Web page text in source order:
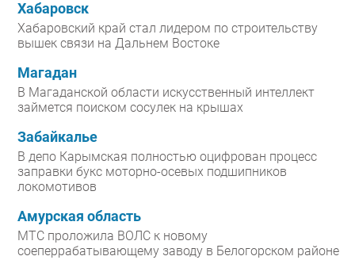
Хабаровск
Хабаровский край стал лидером по строительству
вышек связи на Дальнем Востоке
Магадан
В Магаданской области искусственный интеллект
займется поиском сосулек на крышах
Забайкалье
В депо Карымская полностью оцифрован процесс
заправки букс моторно-осевых подшипников
локомотивов
Амурская область
МТС проложила ВОЛС к новому
соеперрабатывающему заводу в Белогорском районе